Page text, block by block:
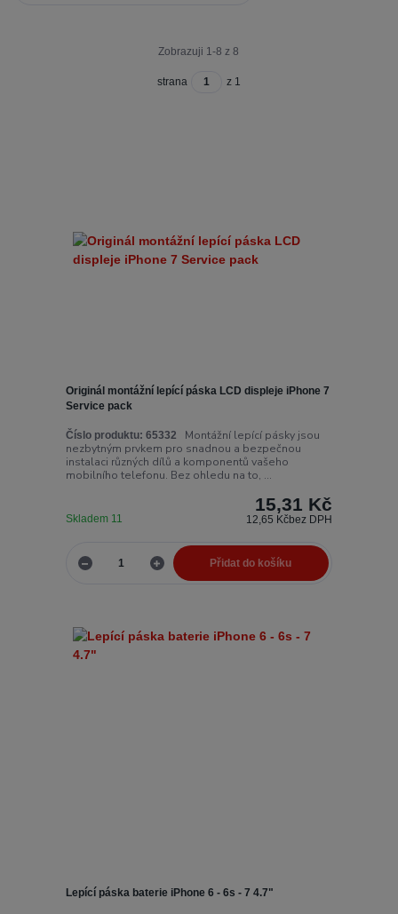
Zobrazuji 1-8 z 8
strana z 1
Originál montážní lepící páska LCD displeje iPhone 7
Service pack
Číslo produktu: 65332
Montážní lepící pásky jsou
nezbytným prvkem pro snadnou a bezpečnou
instalaci různých dílů a komponentů vašeho
mobilního telefonu. Bez ohledu na to, ...
15,31 Kč
12,65 Kčbez DPH
Skladem 11
Přidat do košíku
Lepící páska baterie iPhone 6 - 6s - 7 4.7"